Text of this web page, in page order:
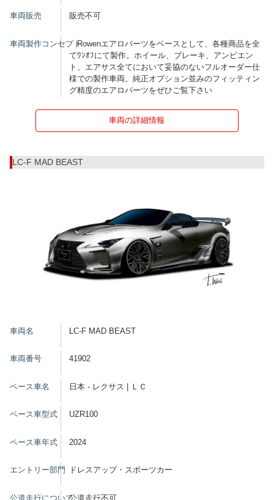
車両販売 販売不可
車両製作コンセプトRowenエアロパーツをベースとして、各種商品を全
てﾜﾝｵﾌにて製作。ホイール、ブレーキ、アンビエン
ト、エアサス全てにおいて妥協のないフルオーダー仕
様での製作車両。純正オプション並みのフィッティン
グ精度のエアロパーツをぜひご覧下さい
車両の詳細情報
LC-F MAD BEAST
車両名 LC-F MAD BEAST
車両番号 41902
ベース車名 日本 - レクサス | ＬＣ
ベース車型式 UZR100
ベース車年式 2024
エントリー部門 ドレスアップ・スポーツカー
公道走行について公道走行不可